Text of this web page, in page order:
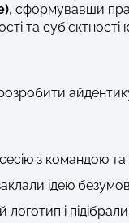
, сформувавши
та
з командою
ідею
логотип і